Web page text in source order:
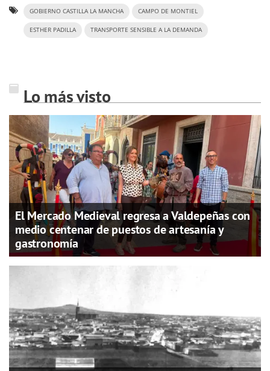
GOBIERNO CASTILLA LA MANCHA CAMPO DE MONTIEL
ESTHER PADILLA TRANSPORTE SENSIBLE A LA DEMANDA
Lo más visto
El Mercado Medieval regresa a Valdepeñas con
medio centenar de puestos de artesanía y
gastronomía